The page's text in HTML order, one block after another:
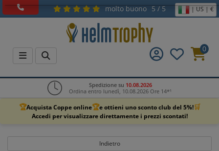
molto buono 5 / 5 | US | €
0
Spedizione su 10.08.2026
Ordina entro lunedì, 10.08.2026 Ore 14*¹
🏆Acquista Coppe online🏆e ottieni uno sconto club del 5%!🛒
Accedi per visualizzare direttamente i prezzi scontati!
Indietro